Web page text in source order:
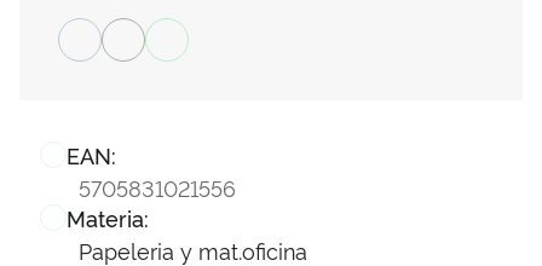
EAN:
5705831021556
Materia:
Papeleria y mat.oficina